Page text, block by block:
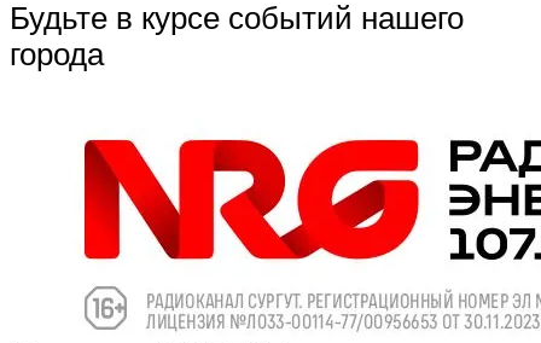
Будьте в курсе событий нашего
города